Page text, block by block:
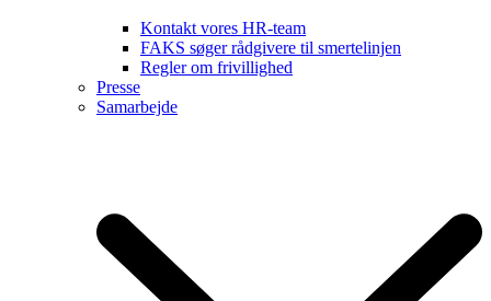
Kontakt vores HR-team
FAKS søger rådgivere til smertelinjen
Regler om frivillighed
Presse
Samarbejde